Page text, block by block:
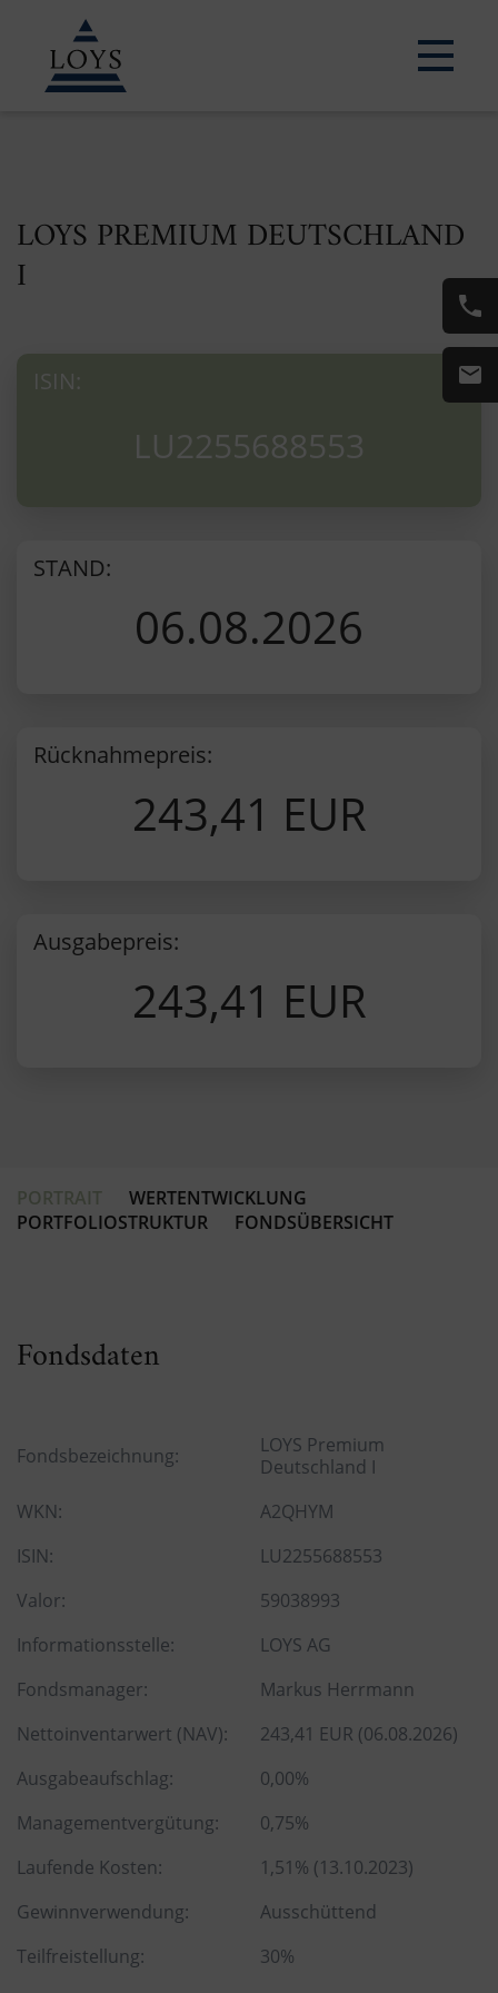
LOYS PREMIUM DEUTSCHLAND
I
ISIN:
LU2255688553
STAND:
06.08.2026
Rücknahmepreis:
243,41 EUR
Ausgabepreis:
243,41 EUR
PORTRAIT
WERTENTWICKLUNG
PORTFOLIOSTRUKTUR
FONDSÜBERSICHT
Fondsdaten
Fondsbezeichnung:
LOYS Premium
Deutschland I
WKN:
A2QHYM
ISIN:
LU2255688553
Valor:
59038993
Informationsstelle:
LOYS AG
Fondsmanager:
Markus Herrmann
Nettoinventarwert (NAV):
243,41 EUR (06.08.2026)
Ausgabeaufschlag:
0,00%
Managementvergütung:
0,75%
Laufende Kosten:
1,51% (13.10.2023)
Gewinnverwendung:
Ausschüttend
Teilfreistellung:
30%